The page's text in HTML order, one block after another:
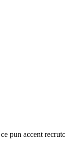
accent